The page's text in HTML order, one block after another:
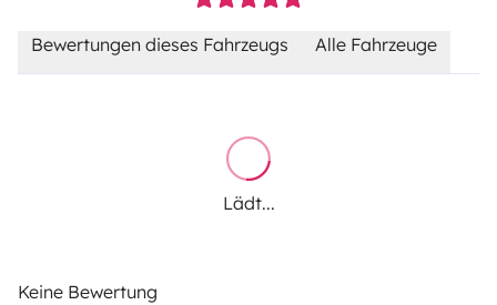
Bewertungen dieses Fahrzeugs Alle Fahrzeuge
Lädt...
Keine Bewertung